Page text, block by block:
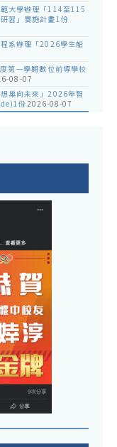
大學辦理「114至115
習」實施計畫1份
系辦理「2026學生船
第一學期數位前導學校
08-07
巢向未來」2026年智
份2026-08-07